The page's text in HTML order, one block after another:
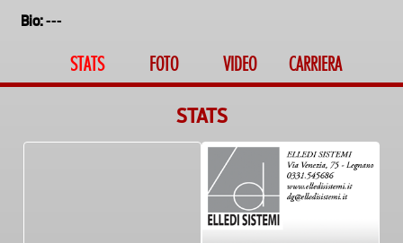
Bio:---
STATS FOTO VIDEO CARRIERA
STATS